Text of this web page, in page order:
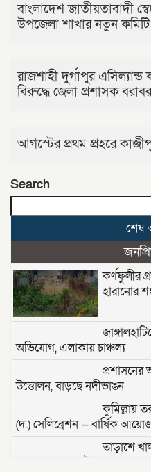
বাংলাদেশ জাতীয়তাবাদী
উপজেলা শাখার নতুন
রাজশাহী দুর্গাপুর এসিল্যান্ড
বিরুদ্ধে জেলা প্রশাসক
আগস্টের প্রথম প্রহরে
Search
শেষ
কর্ণফুলীর
হারানোর
অভিযোগ, এলাকায় চাঞ্চল্য
প্রশাসনের
উত্তোলন, বাড়ছে নদীভাঙন
কুমিল্লায়
(দ.) সেলিব্রেশন — বার্ষিক
তাড়াশে
পচাগলা মরদেহ উদ্ধার